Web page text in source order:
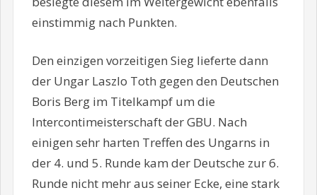
einstimmig nach Punkten.
Den einzigen vorzeitigen Sieg lieferte dann
der Ungar Laszlo Toth gegen den Deutschen
Boris Berg im Titelkampf um die
Intercontimeisterschaft der GBU. Nach
einigen sehr harten Treffen des Ungarns in
der 4. und 5. Runde kam der Deutsche zur 6.
Runde nicht mehr aus seiner Ecke, eine stark